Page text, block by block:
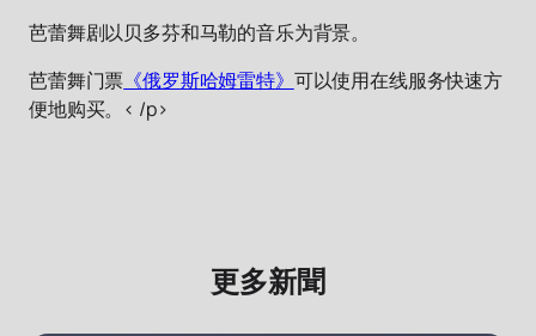
芭蕾舞剧以贝多芬和马勒的音乐为背景。
芭蕾舞门票 《俄罗斯哈姆雷特》 可以使用在线服务快速方
便地购买。< /p>
更多新聞